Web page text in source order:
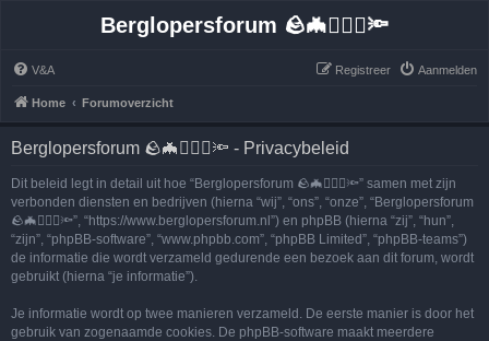
Berglopersforum 🪨🦇🚶🏻‍♂️🔦
V&A Aanmelden
Registreer
Home Forumoverzicht
Berglopersforum 🪨🦇🚶🏻‍♂️🔦 - Privacybeleid
Dit beleid legt in detail uit hoe “Berglopersforum 🪨🦇🚶🏻‍♂️🔦” samen met zijn
verbonden diensten en bedrijven (hierna “wij”, “ons”, “onze”, “Berglopersforum
🪨🦇🚶🏻‍♂️🔦”, “https://www.berglopersforum.nl”) en phpBB (hierna “zij”, “hun”,
“zijn”, “phpBB-software”, “www.phpbb.com”, “phpBB Limited”, “phpBB-teams”)
de informatie die wordt verzameld gedurende een bezoek aan dit forum, wordt
gebruikt (hierna “je informatie”).
Je informatie wordt op twee manieren verzameld. De eerste manier is door het
gebruik van zogenaamde cookies. De phpBB-software maakt meerdere